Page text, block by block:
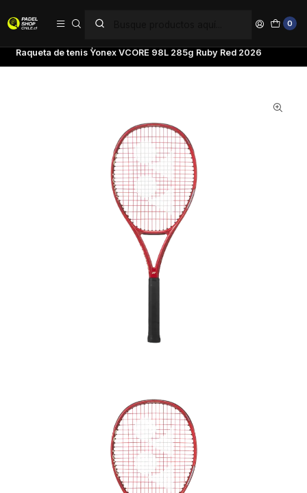
0
Raqueta de tenis Yonex VCORE 98L 285g Ruby Red 2026